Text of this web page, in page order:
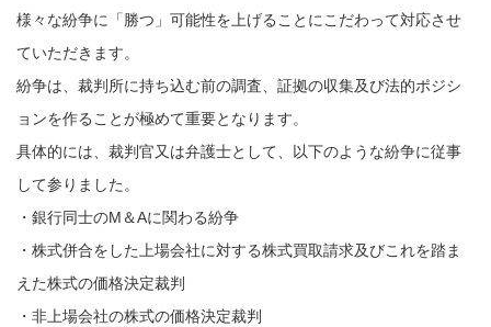
様々な紛争に「勝つ」可能性を上げることにこだわって対応させ
ていただきます。
紛争は、裁判所に持ち込む前の調査、証拠の収集及び法的ポジシ
ョンを作ることが極めて重要となります。
具体的には、裁判官又は弁護士として、以下のような紛争に従事
して参りました。
・銀行同士のM＆Aに関わる紛争
・株式併合をした上場会社に対する株式買取請求及びこれを踏ま
えた株式の価格決定裁判
・非上場会社の株式の価格決定裁判